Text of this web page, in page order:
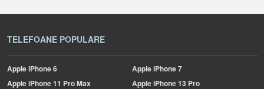
TELEFOANE POPULARE
AppleiPhone 6 AppleiPhone 7
AppleiPhone 11 Pro Max AppleiPhone 13 Pro